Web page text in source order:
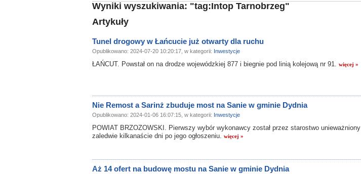
Wyniki wyszukiwania: "tag:Intop Tarnobrzeg"
Artykuły
Tunel drogowy w Łańcucie już otwarty dla ruchu
Opublikowano: 2024-07-20 10:20:17, w kategorii: Inwestycje
ŁAŃCUT. Powstał on na drodze wojewódzkiej 877 i biegnie pod linią kolejową nr 91. więcej »
Nie Remost a Sarinż zbuduje most na Sanie w gminie Dydnia
Opublikowano: 2024-01-06 16:07:15, w kategorii: Inwestycje
POWIAT BRZOZOWSKI. Pierwszy wybór wykonawcy został przez starostwo unieważniony
zaledwie kilkanaście dni po jego ogłoszeniu. więcej »
Aż 14 ofert na budowę mostu na Sanie w gminie Dydnia